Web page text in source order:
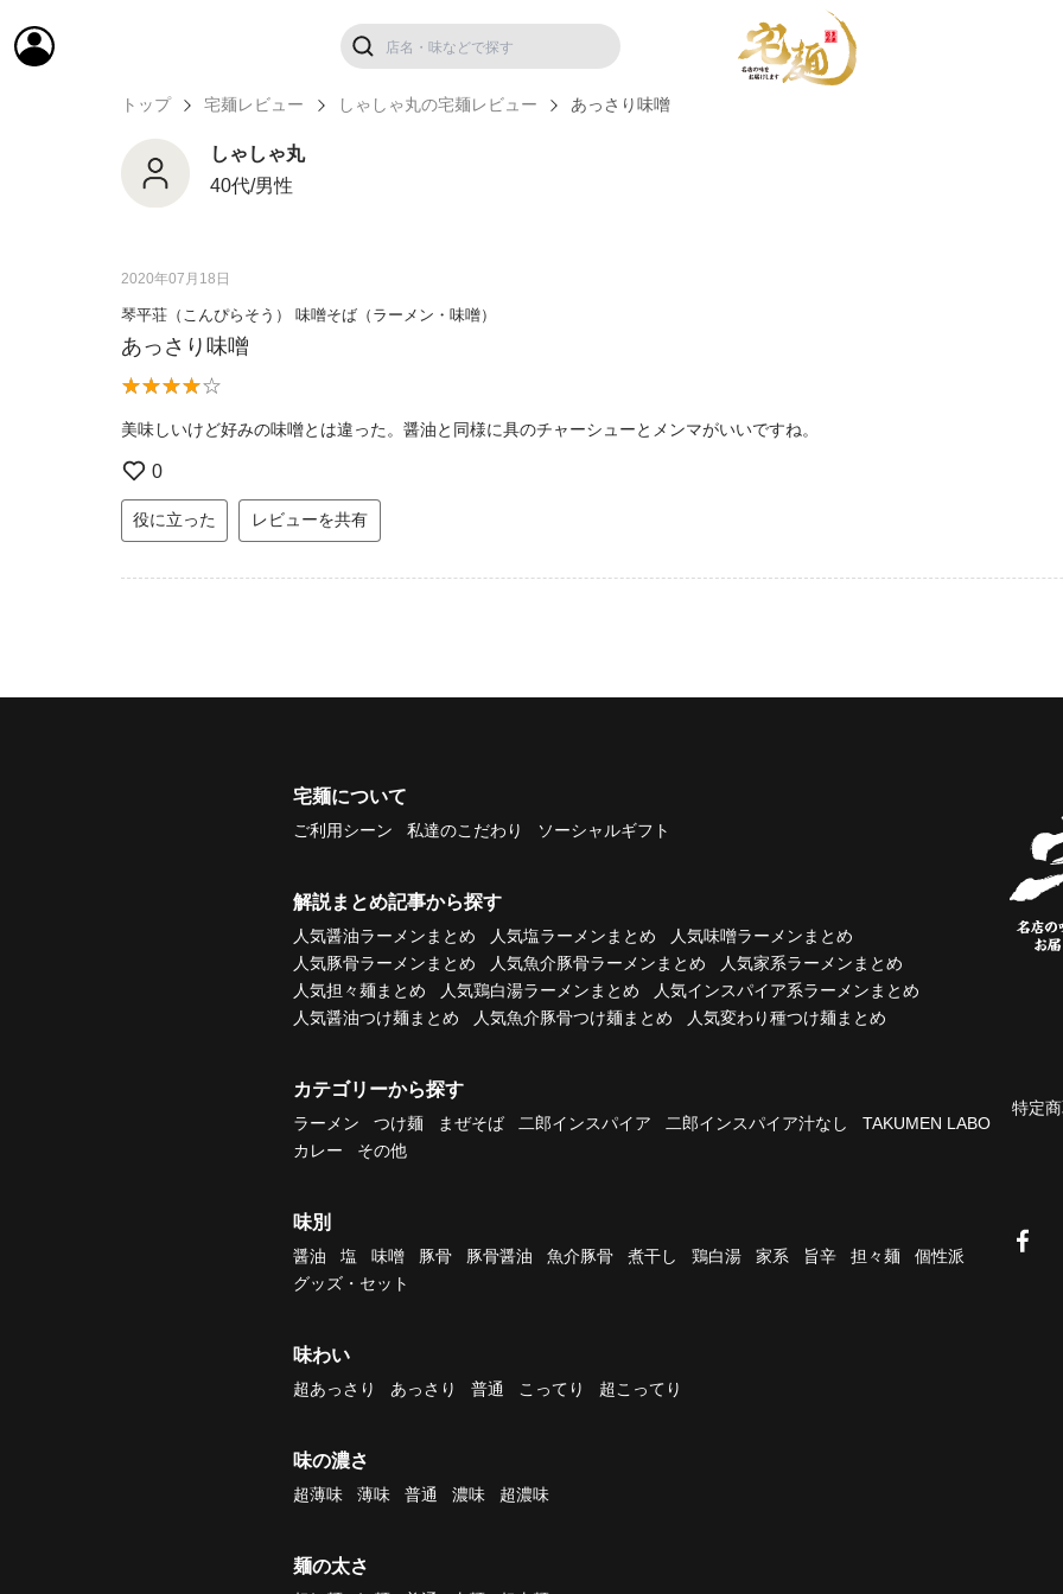
トップ 宅麺レビュー しゃしゃ丸の宅麺レビュー あっさり味噌
しゃしゃ丸
40代/男性
2020年07月18日
琴平荘（こんぴらそう） 味噌そば（ラーメン・味噌）
あっさり味噌
美味しいけど好みの味噌とは違った。醤油と同様に具のチャーシューとメンマがいいですね。
0
役に立った レビューを共有
宅麺について
ご利用シーン 私達のこだわり ソーシャルギフト
解説まとめ記事から探す
人気醤油ラーメンまとめ 人気塩ラーメンまとめ
人気味噌ラーメンまとめ
人気豚骨ラーメンまとめ
人気魚介豚骨ラーメンまとめ
人気家系ラーメンまとめ
人気担々麺まとめ
人気鶏白湯ラーメンまとめ
人気インスパイア系ラーメンまとめ
人気醤油つけ麺まとめ
人気魚介豚骨つけ麺まとめ 人気変わり種つけ麺まとめ
カテゴリーから探す
ラーメン つけ麺 まぜそば 二郎インスパイア 二郎インスパイア汁なし
TAKUMEN LABO
カレー
その他
味別
醤油 塩 味噌 豚骨 豚骨醤油 魚介豚骨 煮干し 鶏白湯 家系 旨辛 担々麺
個性派
グッズ・セット
味わい
超あっさり あっさり 普通 こってり 超こってり
味の濃さ
超薄味 薄味 普通 濃味 超濃味
麺の太さ
特定